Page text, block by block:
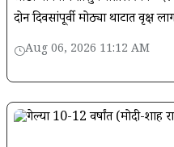
दोन दिवसांपूर्वी मोठ्या थाटात वृक्ष
Aug 06, 2026 11:12 AM